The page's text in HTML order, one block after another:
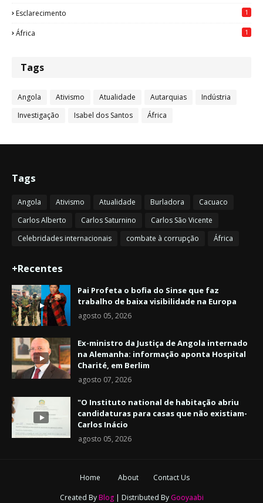
Esclarecimento 1
África 1
Tags
Angola Ativismo Atualidade Autarquias
Indústria
Investigação
Isabel dos Santos África
Tags
Angola Ativismo Atualidade Burladora
Cacuaco
Carlos Alberto
Carlos Saturnino
Carlos São Vicente
Celebridades internacionais
combate à corrupção África
+Recentes
Pai Profeta o bofia do Sinse que faz
trabalho de baixa visibilidade na Europa
agosto 05, 2026
Ex-ministro da Justiça de Angola internado
na Alemanha: informação aponta Hospital
Charité, em Berlim
agosto 07, 2026
"O Instituto national de habitação abriu
candidaturas para casas que não existiam-
Carlos Inácio
agosto 05, 2026
Home About
Contact Us
Created By Blog| Distributed By Gooyaabi